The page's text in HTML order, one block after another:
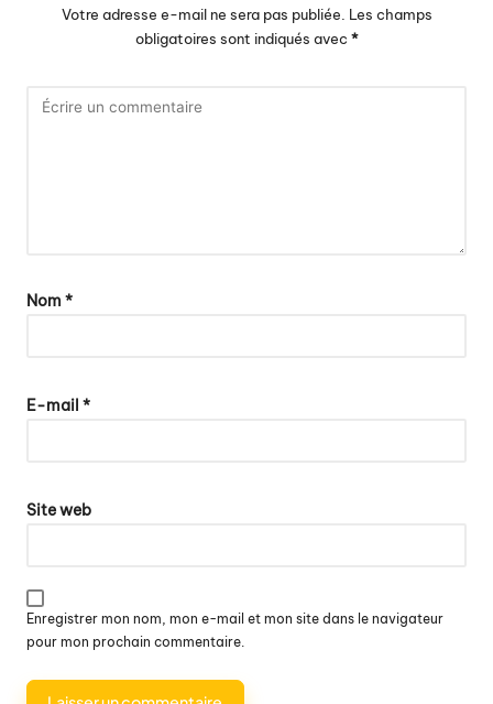
Votre adresse e-mail ne sera pas publiée. Les champs
obligatoires sont indiqués avec *
Nom *
E-mail *
Site web
Enregistrer mon nom, mon e-mail et mon site dans le navigateur
pour mon prochain commentaire.